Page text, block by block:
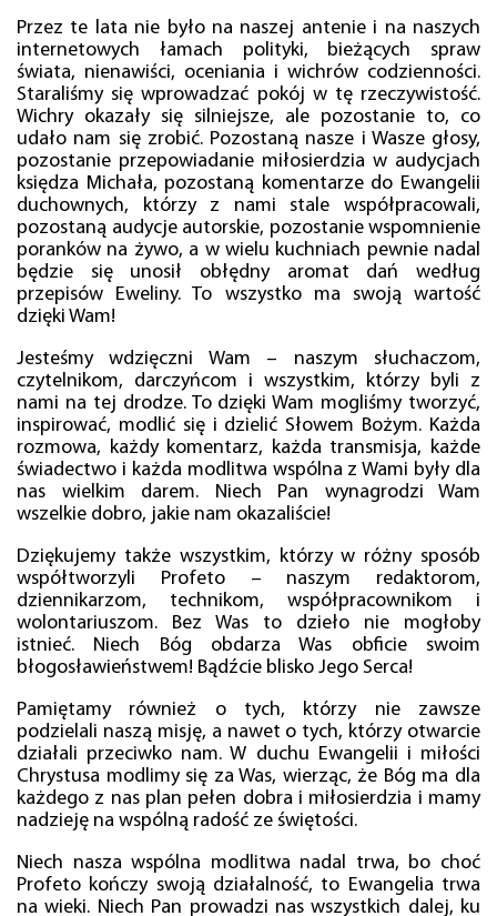
Przez te lata nie było na naszej antenie i na naszych
internetowych łamach polityki, bieżących spraw
świata, nienawiści, oceniania i wichrów codzienności.
Staraliśmy się wprowadzać pokój w tę rzeczywistość.
Wichry okazały się silniejsze, ale pozostanie to, co
udało nam się zrobić. Pozostaną nasze i Wasze głosy,
pozostanie przepowiadanie miłosierdzia w audycjach
księdza Michała, pozostaną komentarze do Ewangelii
duchownych, którzy z nami stale współpracowali,
pozostaną audycje autorskie, pozostanie wspomnienie
poranków na żywo, a w wielu kuchniach pewnie nadal
będzie się unosił obłędny aromat dań według
przepisów Eweliny. To wszystko ma swoją wartość
dzięki Wam!
Jesteśmy wdzięczni Wam – naszym słuchaczom,
czytelnikom, darczyńcom i wszystkim, którzy byli z
nami na tej drodze. To dzięki Wam mogliśmy tworzyć,
inspirować, modlić się i dzielić Słowem Bożym. Każda
rozmowa, każdy komentarz, każda transmisja, każde
świadectwo i każda modlitwa wspólna z Wami były dla
nas wielkim darem. Niech Pan wynagrodzi Wam
wszelkie dobro, jakie nam okazaliście!
Dziękujemy także wszystkim, którzy w różny sposób
współtworzyli Profeto – naszym redaktorom,
dziennikarzom, technikom, współpracownikom i
wolontariuszom. Bez Was to dzieło nie mogłoby
istnieć. Niech Bóg obdarza Was obficie swoim
błogosławieństwem! Bądźcie blisko Jego Serca!
Pamiętamy również o tych, którzy nie zawsze
podzielali naszą misję, a nawet o tych, którzy otwarcie
działali przeciwko nam. W duchu Ewangelii i miłości
Chrystusa modlimy się za Was, wierząc, że Bóg ma dla
każdego z nas plan pełen dobra i miłosierdzia i mamy
nadzieję na wspólną radość ze świętości.
Niech nasza wspólna modlitwa nadal trwa, bo choć
Profeto kończy swoją działalność, to Ewangelia trwa
na wieki. Niech Pan prowadzi nas wszystkich dalej, ku